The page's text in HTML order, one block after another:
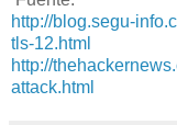
http://blog.segu-
tls-12.html
http://
attack.html